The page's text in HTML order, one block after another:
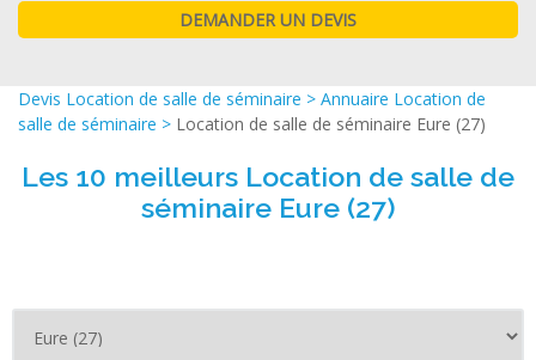
Devis Location de salle de séminaire > Annuaire Location de
salle de séminaire > Location de salle de séminaire Eure (27)
Les 10 meilleurs Location de salle de
séminaire Eure (27)